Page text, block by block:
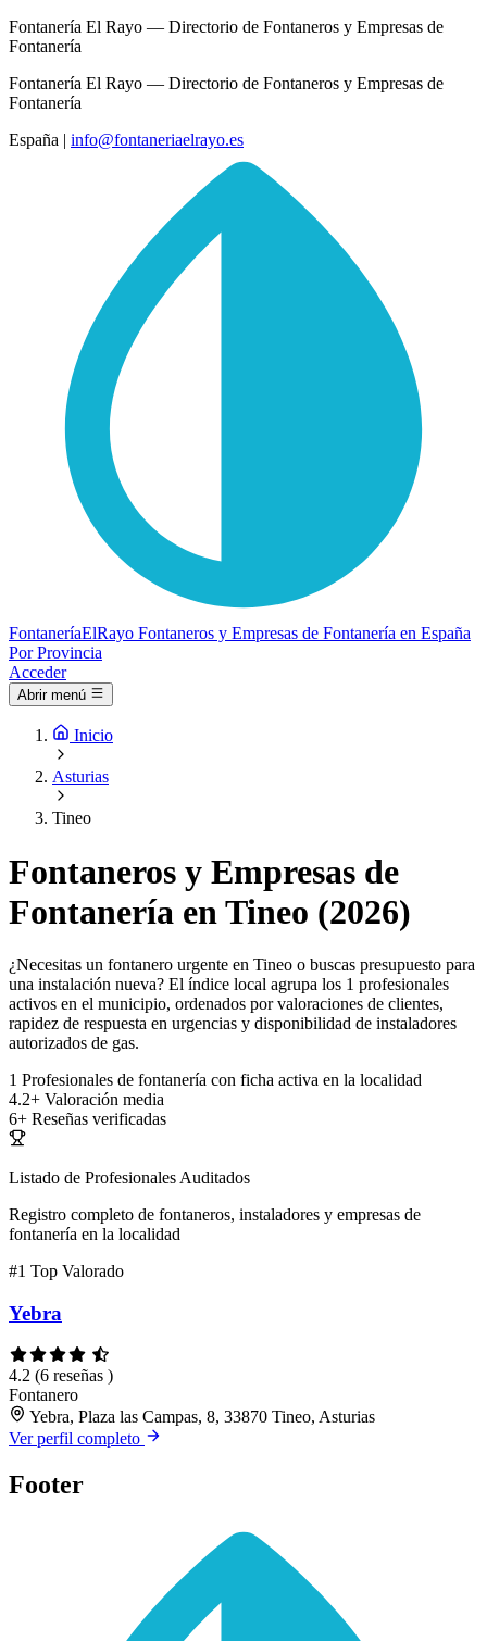
Fontanería El Rayo — Directorio de Fontaneros y Empresas de
Fontanería
Fontanería El Rayo — Directorio de Fontaneros y Empresas de
Fontanería
España | info@fontaneriaelrayo.es
FontaneríaElRayo Fontaneros y Empresas de Fontanería en España
Por Provincia
Acceder
Abrir menú
Inicio
Asturias
Tineo
Fontaneros y Empresas de
Fontanería en Tineo (2026)
¿Necesitas un fontanero urgente en Tineo o buscas presupuesto para
una instalación nueva? El índice local agrupa los 1 profesionales
activos en el municipio, ordenados por valoraciones de clientes,
rapidez de respuesta en urgencias y disponibilidad de instaladores
autorizados de gas.
1 Profesionales de fontanería con ficha activa en la localidad
4.2+ Valoración media
6+ Reseñas verificadas
Listado de Profesionales Auditados
Registro completo de fontaneros, instaladores y empresas de
fontanería en la localidad
#1 Top Valorado
Yebra
4.2 (6 reseñas )
Fontanero
Yebra, Plaza las Campas, 8, 33870 Tineo, Asturias
Ver perfil completo
Footer